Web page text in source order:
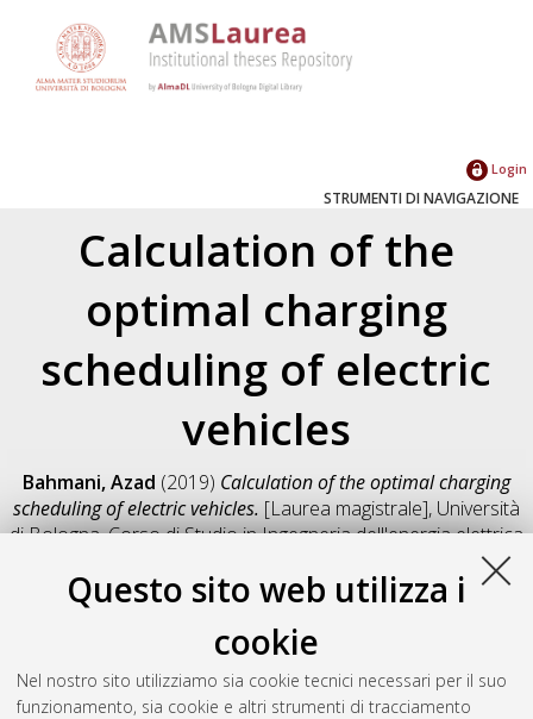
Questo sito web utilizza i
cookie
Nel nostro sito utilizziamo sia cookie tecnici necessari per il suo
funzionamento, sia cookie e altri strumenti di tracciamento
Login
STRUMENTI DI NAVIGAZIONE
Calculation of the
optimal charging
scheduling of electric
vehicles
Bahmani, Azad (2019) Calculation of the optimal charging
scheduling of electric vehicles. [Laurea magistrale], Università
di Bologna, Corso di Studio inIngegneria dell'energia elettrica
Salva citazione
Condividi
Il full-text non è disponibile per scelta dell'autore. (
Abstract